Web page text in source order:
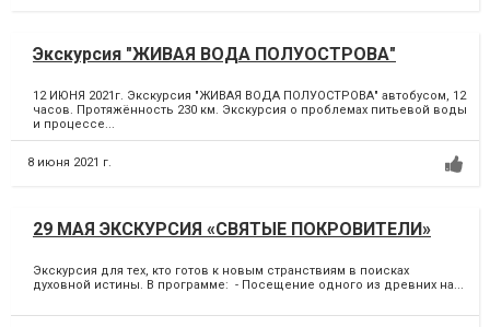
Экскурсия "ЖИВАЯ ВОДА ПОЛУОСТРОВА"
12 ИЮНЯ 2021г. Экскурсия "ЖИВАЯ ВОДА ПОЛУОСТРОВА" автобусом, 12
часов. Протяжённость 230 км. Экскурсия о проблемах питьевой воды
и процессе...
8 июня 2021 г.
29 МАЯ ЭКСКУРСИЯ «СВЯТЫЕ ПОКРОВИТЕЛИ»
Экскурсия для тех, кто готов к новым странствиям в поисках
духовной истины. В программе: - Посещение одного из древних на...